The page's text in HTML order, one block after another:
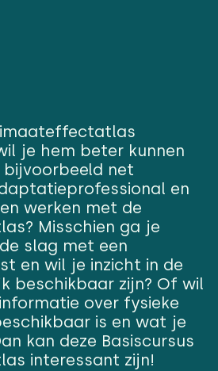
je hem beter kunnen
bijvoorbeeld net
en
werken met de
Misschien ga je
slag met een
en wil je inzicht in de
beschikbaar zijn? Of wil
over fysieke
is en wat je
kan deze Basiscursus
interessant zijn!